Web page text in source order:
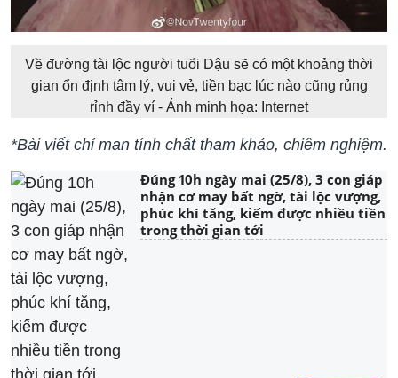
Về đường tài lộc người tuổi Dậu sẽ có một khoảng thời
gian ổn định tâm lý, vui vẻ, tiền bạc lúc nào cũng rủng
rỉnh đầy ví - Ảnh minh họa: Internet
*Bài viết chỉ man tính chất tham khảo, chiêm nghiệm.
Đúng 10h ngày mai (25/8), 3 con giáp
nhận cơ may bất ngờ, tài lộc vượng,
phúc khí tăng, kiếm được nhiều tiền
trong thời gian tới